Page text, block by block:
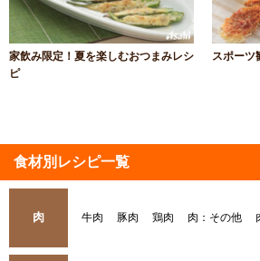
家飲み限定！夏を楽しむおつまみレシ
ピ
スポーツ
食材別レシピ一覧
肉 牛肉 豚肉 鶏肉 肉：その他